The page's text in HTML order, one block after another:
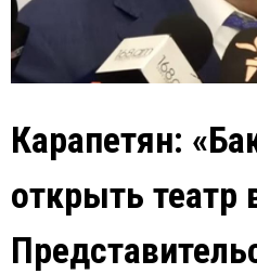
Карапетян:
открыть театр